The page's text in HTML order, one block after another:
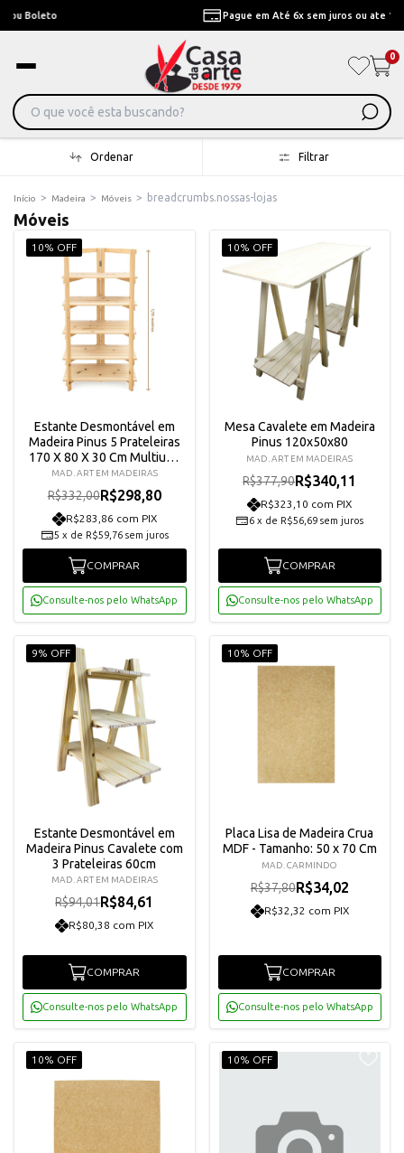
Pague em Até 6x sem juros ou ate 12x com juros
0
Ordenar Filtrar
Início > Madeira > Móveis > breadcrumbs.nossas-lojas
Móveis
10% OFF
Estante Desmontável em
Madeira Pinus 5 Prateleiras
170 X 80 X 30 Cm Multiuso
Organizadora
MAD. ART EM MADEIRAS
R$332,00R$298,80
R$283,86 com PIX
5 x de R$59,76 sem juros
COMPRAR
Consulte-nos pelo WhatsApp
10% OFF
Mesa Cavalete em Madeira
Pinus 120x50x80
MAD. ART EM MADEIRAS
R$377,90R$340,11
R$323,10 com PIX
6 x de R$56,69 sem juros
COMPRAR
Consulte-nos pelo WhatsApp
9% OFF
Estante Desmontável em
Madeira Pinus Cavalete com
3 Prateleiras 60cm
MAD. ART EM MADEIRAS
R$94,01R$84,61
R$80,38 com PIX
COMPRAR
Consulte-nos pelo WhatsApp
10% OFF
Placa Lisa de Madeira Crua
MDF - Tamanho: 50 x 70 Cm
MAD. CARMINDO
R$37,80R$34,02
R$32,32 com PIX
COMPRAR
Consulte-nos pelo WhatsApp
10% OFF 10% OFF